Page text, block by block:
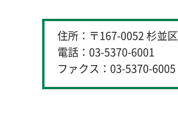
住所：〒167-0052 杉並
電話：03-5370-6001
ファクス：03-5370-6005